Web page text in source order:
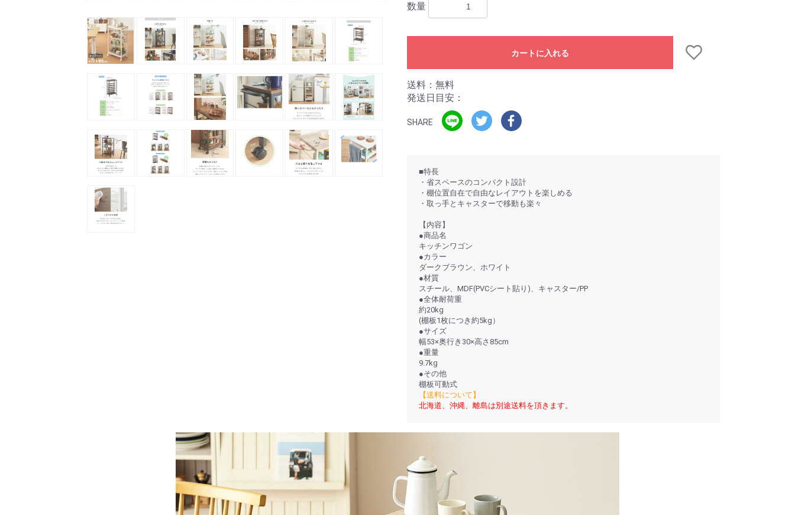
数量
カートに入れる
送料：無料
発送日目安：
SHARE
■特長
・省スペースのコンパクト設計
・棚位置自在で自由なレイアウトを楽しめる
・取っ手とキャスターで移動も楽々
【内容】
●商品名
キッチンワゴン
●カラー
ダークブラウン、ホワイト
●材質
スチール、MDF(PVCシート貼り)、キャスター/PP
●全体耐荷重
約20kg
(棚板1枚につき約5kg）
●サイズ
幅53×奥行き30×高さ85cm
●重量
9.7kg
●その他
棚板可動式
【送料について】
北海道、沖縄、離島は別途送料を頂きます。